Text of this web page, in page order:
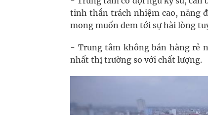
tinh thần trách nhiệm cao, năng
mong muốn đem tới sự hài lòng
- Trung tâm không bán hàng rẻ
nhất thị trường so với chất lượng.